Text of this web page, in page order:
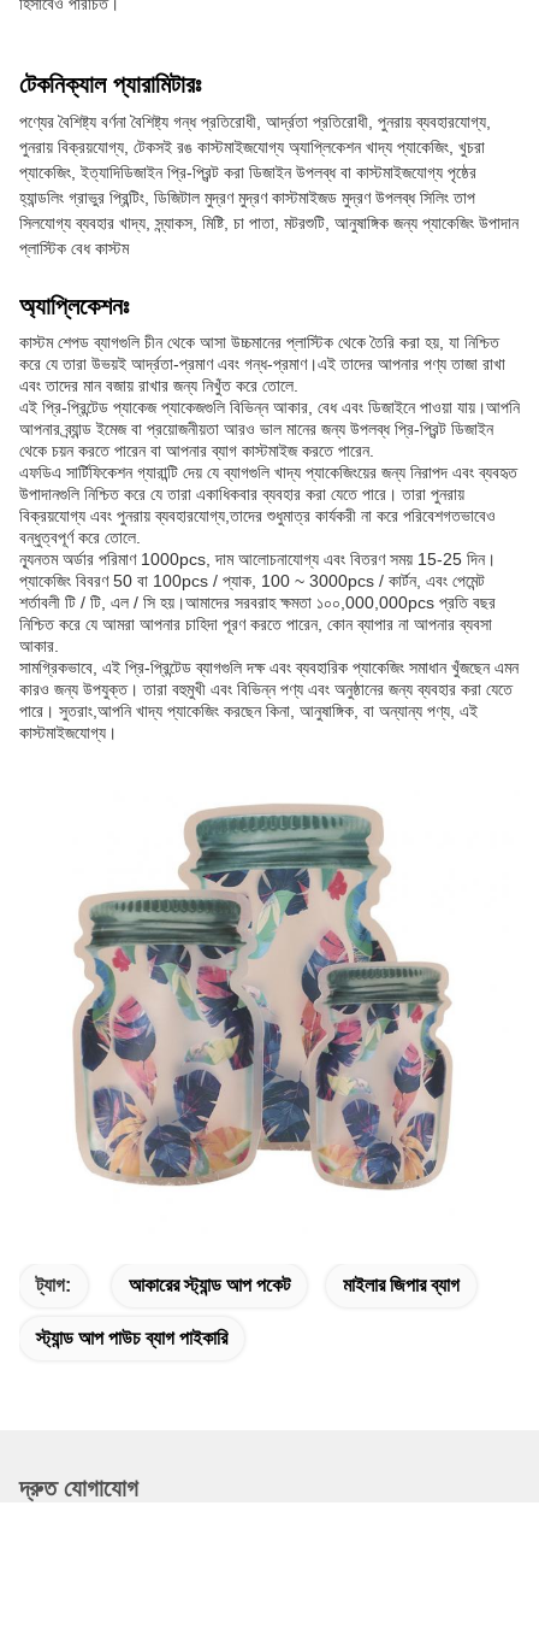
টেকনিক্যাল প্যারামিটারঃ
পণ্যের বৈশিষ্ট্য বর্ণনা বৈশিষ্ট্য গন্ধ প্রতিরোধী, আর্দ্রতা প্রতিরোধী, পুনরায় ব্যবহারযোগ্য,
পুনরায় বিক্রয়যোগ্য, টেকসই রঙ কাস্টমাইজযোগ্য অ্যাপ্লিকেশন খাদ্য প্যাকেজিং, খুচরা
প্যাকেজিং, ইত্যাদিডিজাইন প্রি-প্রিন্ট করা ডিজাইন উপলব্ধ বা কাস্টমাইজযোগ্য পৃষ্ঠের
হ্যান্ডলিং গ্রাভুর প্রিন্টিং, ডিজিটাল মুদ্রণ মুদ্রণ কাস্টমাইজড মুদ্রণ উপলব্ধ সিলিং তাপ
সিলযোগ্য ব্যবহার খাদ্য, স্ন্যাকস, মিষ্টি, চা পাতা, মটরশুটি, আনুষাঙ্গিক জন্য প্যাকেজিং উপাদান
প্লাস্টিক বেধ কাস্টম
অ্যাপ্লিকেশনঃ
কাস্টম শেপড ব্যাগগুলি চীন থেকে আসা উচ্চমানের প্লাস্টিক থেকে তৈরি করা হয়, যা নিশ্চিত
করে যে তারা উভয়ই আর্দ্রতা-প্রমাণ এবং গন্ধ-প্রমাণ।এই তাদের আপনার পণ্য তাজা রাখা
এবং তাদের মান বজায় রাখার জন্য নিখুঁত করে তোলে.
এই প্রি-প্রিন্টেড প্যাকেজ প্যাকেজগুলি বিভিন্ন আকার, বেধ এবং ডিজাইনে পাওয়া যায়।আপনি
আপনার ব্র্যান্ড ইমেজ বা প্রয়োজনীয়তা আরও ভাল মানের জন্য উপলব্ধ প্রি-প্রিন্ট ডিজাইন
থেকে চয়ন করতে পারেন বা আপনার ব্যাগ কাস্টমাইজ করতে পারেন.
এফডিএ সার্টিফিকেশন গ্যারান্টি দেয় যে ব্যাগগুলি খাদ্য প্যাকেজিংয়ের জন্য নিরাপদ এবং ব্যবহৃত
উপাদানগুলি নিশ্চিত করে যে তারা একাধিকবার ব্যবহার করা যেতে পারে। তারা পুনরায়
বিক্রয়যোগ্য এবং পুনরায় ব্যবহারযোগ্য,তাদের শুধুমাত্র কার্যকরী না করে পরিবেশগতভাবেও
বন্ধুত্বপূর্ণ করে তোলে.
ন্যূনতম অর্ডার পরিমাণ 1000pcs, দাম আলোচনাযোগ্য এবং বিতরণ সময় 15-25 দিন।
প্যাকেজিং বিবরণ 50 বা 100pcs / প্যাক, 100 ~ 3000pcs / কার্টন, এবং পেমেন্ট
শর্তাবলী টি / টি, এল / সি হয়।আমাদের সরবরাহ ক্ষমতা ১০০,000,000pcs প্রতি বছর
নিশ্চিত করে যে আমরা আপনার চাহিদা পূরণ করতে পারেন, কোন ব্যাপার না আপনার ব্যবসা
আকার.
সামগ্রিকভাবে, এই প্রি-প্রিন্টেড ব্যাগগুলি দক্ষ এবং ব্যবহারিক প্যাকেজিং সমাধান খুঁজছেন এমন
কারও জন্য উপযুক্ত। তারা বহুমুখী এবং বিভিন্ন পণ্য এবং অনুষ্ঠানের জন্য ব্যবহার করা যেতে
পারে। সুতরাং,আপনি খাদ্য প্যাকেজিং করছেন কিনা, আনুষাঙ্গিক, বা অন্যান্য পণ্য, এই
কাস্টমাইজযোগ্য।
ট্যাগ: আকারের স্ট্যান্ড আপ পকেট মাইলার জিপার ব্যাগ
স্ট্যান্ড আপ পাউচ ব্যাগ পাইকারি
দ্রুত যোগাযোগ